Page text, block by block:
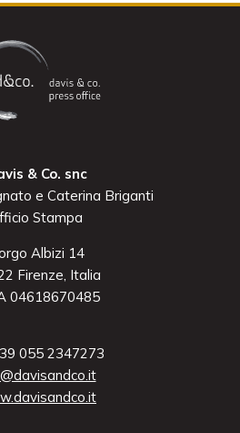
& Co. snc
e Caterina Briganti
Stampa
Albizi 14
Firenze, Italia
04618670485
055 2347273